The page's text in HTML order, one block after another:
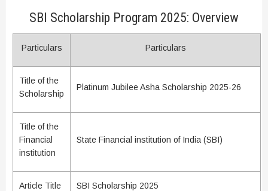
SBI Scholarship Program 2025: Overview
Particulars Particulars
Title of the
Scholarship
Platinum Jubilee Asha Scholarship 2025-26
Title of the
Financial
institution
State Financial institution of India (SBI)
Article Title SBI Scholarship 2025